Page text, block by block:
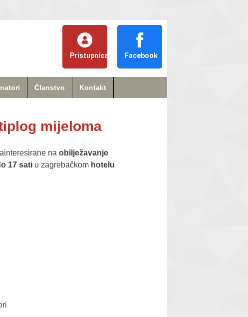
Pristupnica Facebook
Članstvo Kontakt
mijeloma
na obilježavanje
17 sati u zagrebačkom hotelu